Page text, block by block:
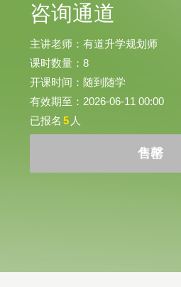
咨询通道
主讲老师：有道升学规划师
课时数量：8
开课时间：随到随学
有效期至：2026-06-11 00:00
已报名 5 人
售罄